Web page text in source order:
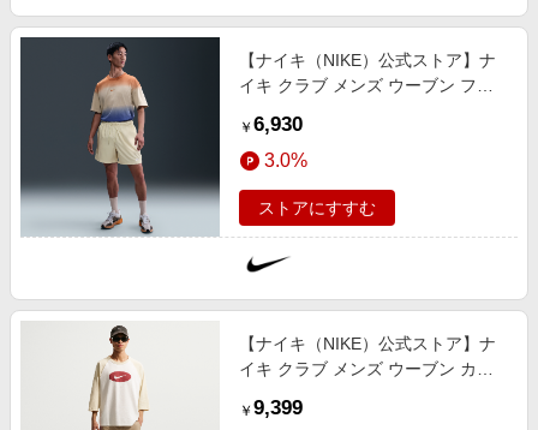
【ナイキ（NIKE）公式ストア】ナ
イキ クラブ メンズ ウーブン フロ
ラウン
￥ 6,930
3.0%
ストアにすすむ
【ナイキ（NIKE）公式ストア】ナ
イキ クラブ メンズ ウーブン カー
ラウン
￥ 9,399